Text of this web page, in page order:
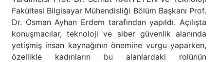
Fakültesi Bilgisayar Mühendisliği Bölüm Başkanı Prof.
Dr. Osman Ayhan Erdem tarafından yapıldı. Açılışta
konuşmacılar, teknoloji ve siber güvenlik alanında
yetişmiş insan kaynağının önemine vurgu yaparken,
özellikle kadınların bu alanlardaki rolünün